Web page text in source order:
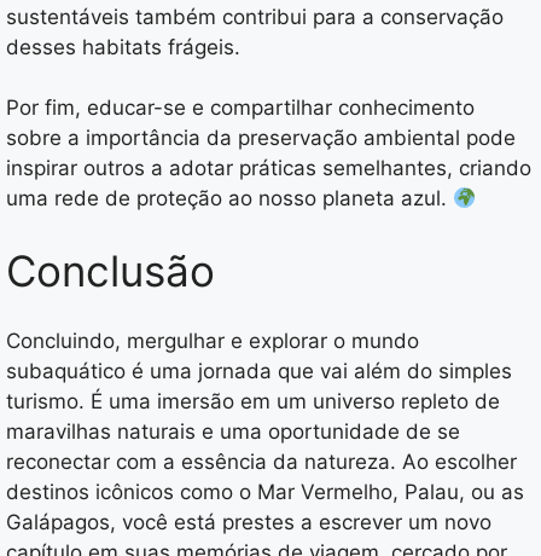
sustentáveis também contribui para a conservação
desses habitats frágeis.
Por fim, educar-se e compartilhar conhecimento
sobre a importância da preservação ambiental pode
inspirar outros a adotar práticas semelhantes, criando
uma rede de proteção ao nosso planeta azul.
Conclusão
Concluindo, mergulhar e explorar o mundo
subaquático é uma jornada que vai além do simples
turismo. É uma imersão em um universo repleto de
maravilhas naturais e uma oportunidade de se
reconectar com a essência da natureza. Ao escolher
destinos icônicos como o Mar Vermelho, Palau, ou as
Galápagos, você está prestes a escrever um novo